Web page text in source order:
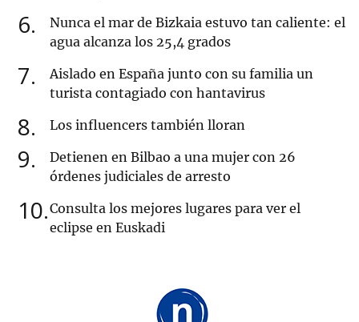
6
Nunca el mar de Bizkaia estuvo tan caliente: el
agua alcanza los 25,4 grados
7
Aislado en España junto con su familia un
turista contagiado con hantavirus
8 Los influencers también lloran
9
Detienen en Bilbao a una mujer con 26
órdenes judiciales de arresto
10 Consulta los mejores lugares para ver el
eclipse en Euskadi